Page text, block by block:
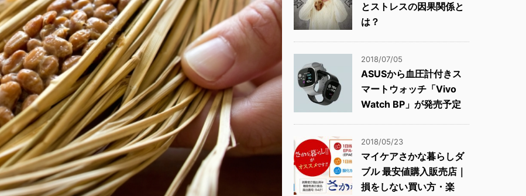
とストレスの因果関係と
は？
2018/07/05
ASUSから血圧計付きス
マートウォッチ「Vivo
Watch BP」が発売予定
2018/05/23
マイケアさかな暮らしダ
ブル 最安値購入販売店｜
損をしない買い方・楽